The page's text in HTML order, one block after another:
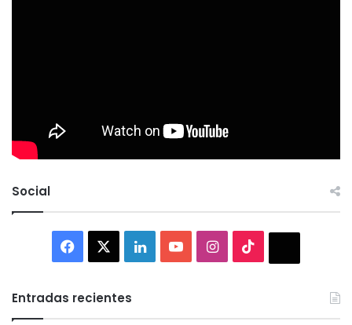
Social
Facebook LinkedInYouTubeInstagram
Entradas recientes